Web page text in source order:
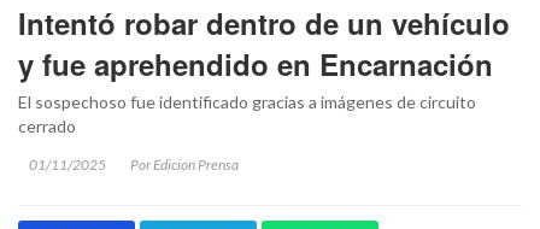
Intentó robar dentro de un vehículo
y fue aprehendido en Encarnación
El sospechoso fue identificado gracias a imágenes de circuito
cerrado
01/11/2025 Por Edicion Prensa